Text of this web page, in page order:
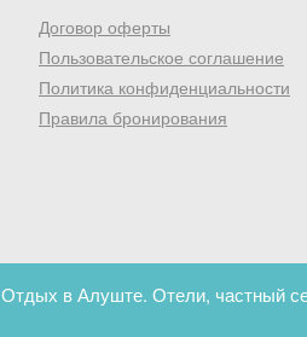
Договор оферты
Пользовательское соглашение
Политика конфиденциальности
Правила бронирования
Отдых в Алуште. Отели, частный